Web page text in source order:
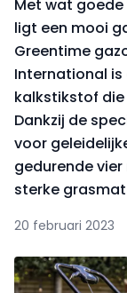
Met wat
ligt een mooi
Greentime
International is
kalkstikstof
Dankzij de
voor
gedurende
sterke
20 februari 2023